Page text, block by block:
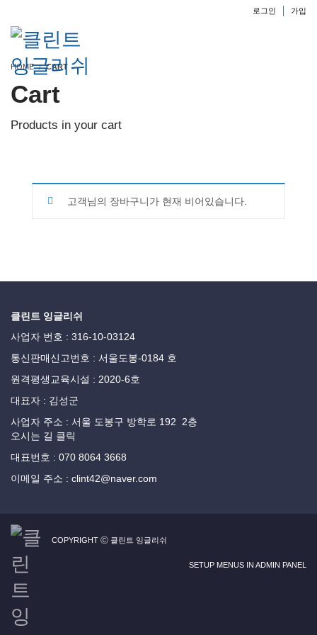
로그인 가입
HOME CART
Cart
Products in your cart
고객님의 장바구니가 현재 비어있습니다.
클린트 잉글리쉬
사업자 번호 : 316-10-03124
통신판매신고번호 : 서울도봉-0184 호
원격평생교육시설 : 2020-6호
대표자 : 김성군
사업자 주소 : 서울 도봉구 방학로 192 2층
오시는 길 클릭
대표번호 : 070 8064 3668
이메일 주소 : clint42@naver.com
COPYRIGHT Ⓒ 클린트 잉글리쉬
SETUP MENUS IN ADMIN PANEL